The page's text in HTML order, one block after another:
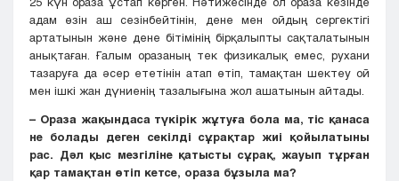
адам өзін аш сезінбейтінін, дене мен ойдың сергектігі
артатынын және дене бітімінің бірқалыпты сақталатынын
анықтаған. Ғалым оразаның тек физикалық емес, рухани
тазаруға да әсер ететінін атап өтіп, тамақтан шектеу ой
мен ішкі жан дүниенің тазалығына жол ашатынын айтады.
– Ораза жақындаса түкірік жұтуға бола ма, тіс қанаса
не болады деген секілді сұрақтар жиі қойылатыны
рас. Дәл қыс мезгіліне қатысты сұрақ, жауып тұрған
қар тамақтан өтіп кетсе, ораза бұзыла ма?